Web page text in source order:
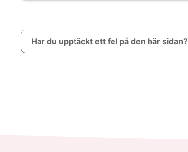
Har du upptäckt ett fel på den här sidan?